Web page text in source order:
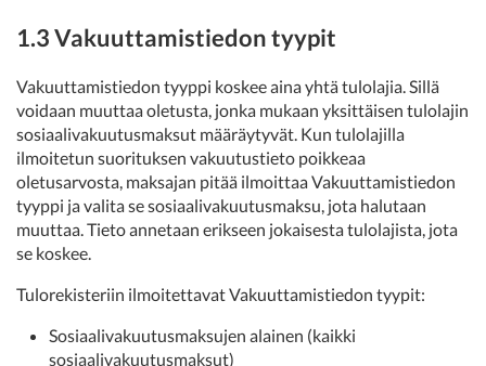
1.3 Vakuuttamistiedon tyypit
Vakuuttamistiedon tyyppi koskee aina yhtä tulolajia. Sillä
voidaan muuttaa oletusta, jonka mukaan yksittäisen tulolajin
sosiaalivakuutusmaksut määräytyvät. Kun tulolajilla
ilmoitetun suorituksen vakuutustieto poikkeaa
oletusarvosta, maksajan pitää ilmoittaa Vakuuttamistiedon
tyyppi ja valita se sosiaalivakuutusmaksu, jota halutaan
muuttaa. Tieto annetaan erikseen jokaisesta tulolajista, jota
se koskee.
Tulorekisteriin ilmoitettavat Vakuuttamistiedon tyypit:
Sosiaalivakuutusmaksujen alainen (kaikki
sosiaalivakuutusmaksut)